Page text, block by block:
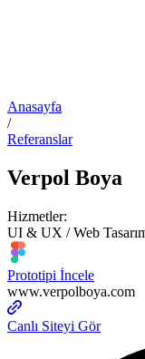
Anasayfa
/
Referanslar
Verpol Boya
Hizmetler:
UI & UX / Web
Prototipi İncele
www.verpolboya.com
Canlı Siteyi Gör